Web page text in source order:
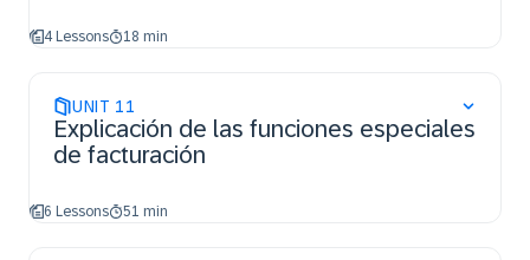
4 Lessons 18 min
UNIT 11
Explicación de las funciones especiales
de facturación
6 Lessons 51 min